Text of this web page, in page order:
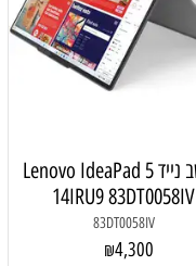
מחשב נייד Lenovo IdeaPad 5
14IRU9 83DT0058IV
83DT0058IV
₪4,300